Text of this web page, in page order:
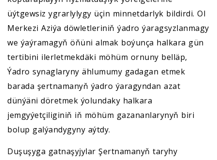
üýtgewsiz ygrarlylygy üçin minnetdarlyk bildirdi. Ol
Merkezi Aziýa döwletleriniň ýadro ýaragsyzlanmagy
we ýaýramagyň öňüni almak boýunça halkara gün
tertibini ilerletmekdäki möhüm ornuny belläp,
Ýadro synaglaryny ählumumy gadagan etmek
barada şertnamanyň ýadro ýaragyndan azat
dünýäni döretmek ýolundaky halkara
jemgyýetçiliginiň iň möhüm gazananlarynyň biri
bolup galýandygyny aýtdy.
Duşuşyga gatnaşyjylar Şertnamanyň taryhy